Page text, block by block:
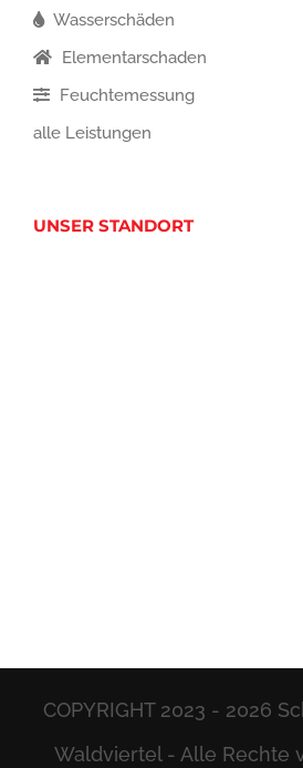
Wasserschäden
Elementarschaden
Feuchtemessung
alle Leistungen
UNSER STANDORT
COPYRIGHT 2023 - 2026
Waldviertel - Alle